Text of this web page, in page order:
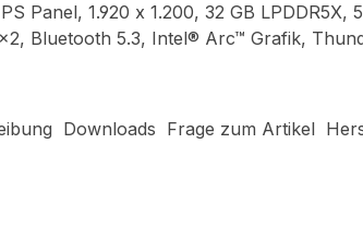
Panel, 1.920 x 1.200, 32 GB LPDDR5X,
Bluetooth 5.3, Intel® Arc™ Grafik,
Downloads Frage zum Artikel